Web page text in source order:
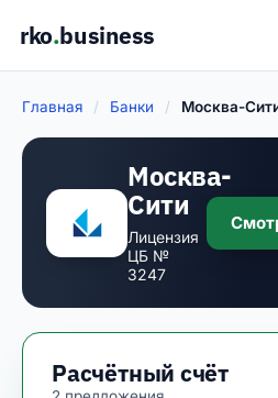
rko.business
Главная / Банки / Москва-
Москва-
Сити
Лицензия
ЦБ №
3247
Расчётный счёт